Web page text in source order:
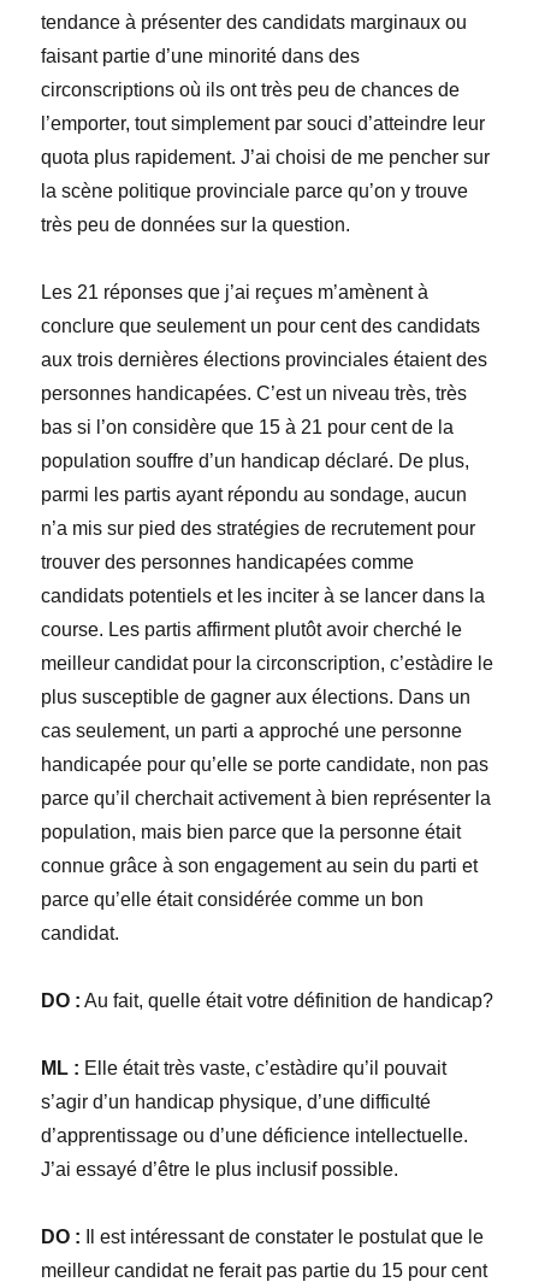
tendance à présenter des candidats marginaux ou
faisant partie d’une minorité dans des
circonscriptions où ils ont très peu de chances de
l’emporter, tout simplement par souci d’atteindre leur
quota plus rapidement. J’ai choisi de me pencher sur
la scène politique provinciale parce qu’on y trouve
très peu de données sur la question.
Les 21 réponses que j’ai reçues m’amènent à
conclure que seulement un pour cent des candidats
aux trois dernières élections provinciales étaient des
personnes handicapées. C’est un niveau très, très
bas si l’on considère que 15 à 21 pour cent de la
population souffre d’un handicap déclaré. De plus,
parmi les partis ayant répondu au sondage, aucun
n’a mis sur pied des stratégies de recrutement pour
trouver des personnes handicapées comme
candidats potentiels et les inciter à se lancer dans la
course. Les partis affirment plutôt avoir cherché le
meilleur candidat pour la circonscription, c’estàdire le
plus susceptible de gagner aux élections. Dans un
cas seulement, un parti a approché une personne
handicapée pour qu’elle se porte candidate, non pas
parce qu’il cherchait activement à bien représenter la
population, mais bien parce que la personne était
connue grâce à son engagement au sein du parti et
parce qu’elle était considérée comme un bon
candidat.
DO : Au fait, quelle était votre définition de handicap?
ML : Elle était très vaste, c’estàdire qu’il pouvait
s’agir d’un handicap physique, d’une difficulté
d’apprentissage ou d’une déficience intellectuelle.
J’ai essayé d’être le plus inclusif possible.
DO : Il est intéressant de constater le postulat que le
meilleur candidat ne ferait pas partie du 15 pour cent